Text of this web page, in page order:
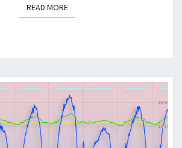
READ MOREREAD MORE